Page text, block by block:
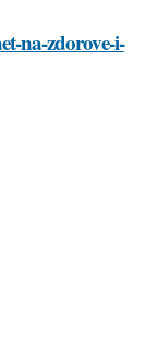
na-zdorove-i-